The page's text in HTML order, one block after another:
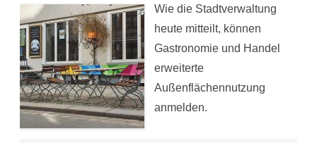
Wie die Stadtverwaltung
heute mitteilt, können
Gastronomie und Handel
erweiterte
Außenflächennutzung
anmelden.